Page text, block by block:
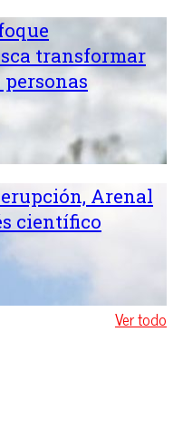
transformar
Arenal
científico
Ver todo